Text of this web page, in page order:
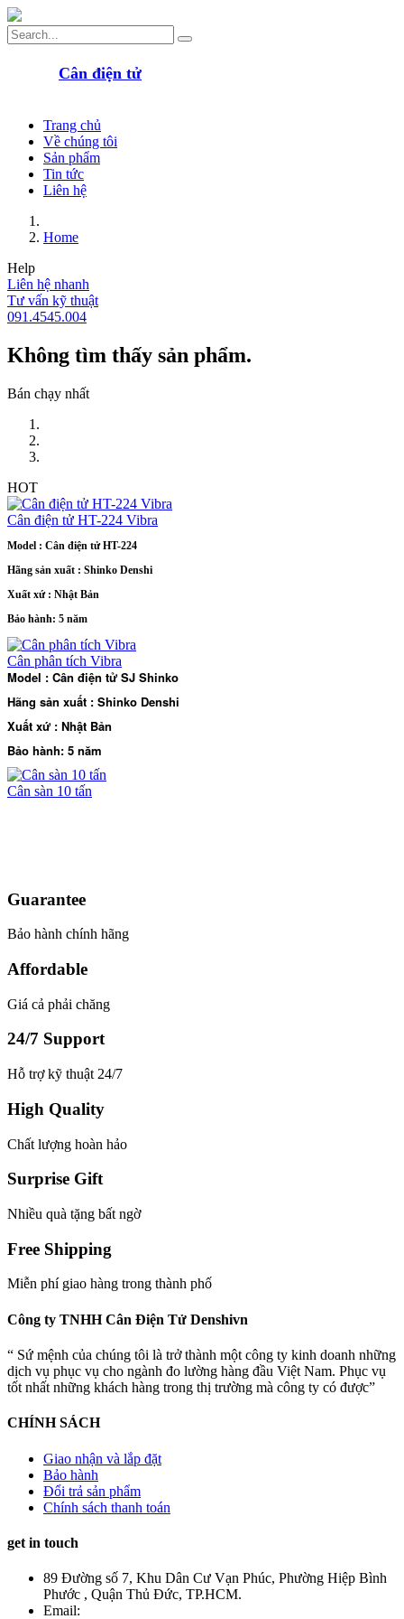
Cân điện tử
Trang chủ
Về chúng tôi
Sản phẩm
Tin tức
Liên hệ
Home
Help
Liên hệ nhanh
Tư vấn kỹ thuật
091.4545.004
Không tìm thấy sản phẩm.
Bán chạy nhất
HOT
Cân điện tử HT-224 Vibra
Model : Cân điện tử HT-224
Hãng sản xuất : Shinko Denshi
Xuất xứ : Nhật Bản
Bảo hành: 5 năm
Cân phân tích Vibra
Model : Cân điện tử SJ Shinko
Hãng sản xuất : Shinko Denshi
Xuất xứ : Nhật Bản
Bảo hành: 5 năm
Cân sàn 10 tấn
Guarantee
Bảo hành chính hãng
Affordable
Giá cả phải chăng
24/7 Support
Hỗ trợ kỹ thuật 24/7
High Quality
Chất lượng hoàn hảo
Surprise Gift
Nhiều quà tặng bất ngờ
Free Shipping
Miễn phí giao hàng trong thành phố
Công ty TNHH Cân Điện Tử Denshivn
“ Sứ mệnh của chúng tôi là trở thành một công ty kinh doanh những
dịch vụ phục vụ cho ngành đo lường hàng đầu Việt Nam. Phục vụ
tốt nhất những khách hàng trong thị trường mà công ty có được”
CHÍNH SÁCH
Giao nhận và lắp đặt
Bảo hành
Đổi trả sản phẩm
Chính sách thanh toán
get in touch
89 Đường số 7, Khu Dân Cư Vạn Phúc, Phường Hiệp Bình
Phước , Quận Thủ Đức, TP.HCM.
Email: